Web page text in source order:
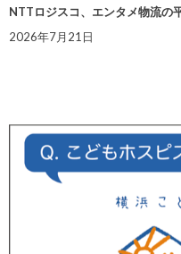
NTTロジスコ、エンタメ物流
2026年7月21日